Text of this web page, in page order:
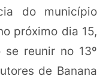
do município
próximo dia 15,
reunir no 13º
de Banana